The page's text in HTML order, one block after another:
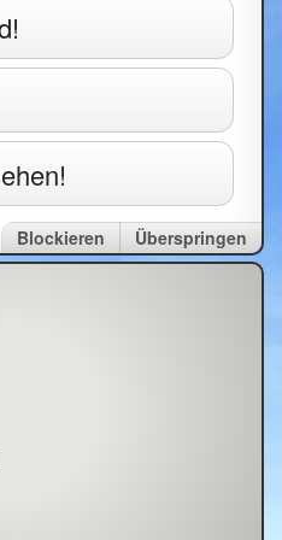
Überspringen
Blockieren